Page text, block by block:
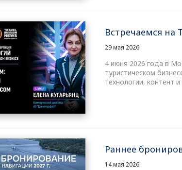
Встречаемся на
29 мая 2026
4 июня 2026 года в
туристическом
технологии, контент
Раннее
14 мая 2026